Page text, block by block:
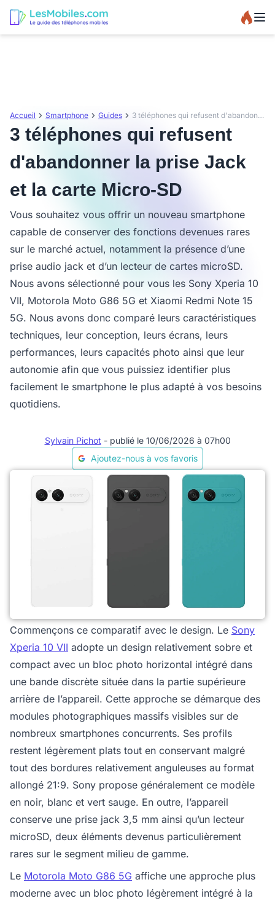
Accueil Smartphone Guides 3 téléphones qui refusent d'abandonner la prise Jack et la carte Micro-SD
3 téléphones qui refusent
d'abandonner la prise Jack
et la carte Micro-SD
Vous souhaitez vous offrir un nouveau smartphone
capable de conserver des fonctions devenues rares
sur le marché actuel, notamment la présence d’une
prise audio jack et d’un lecteur de cartes microSD.
Nous avons sélectionné pour vous les Sony Xperia 10
VII, Motorola Moto G86 5G et Xiaomi Redmi Note 15
5G. Nous avons donc comparé leurs caractéristiques
techniques, leur conception, leurs écrans, leurs
performances, leurs capacités photo ainsi que leur
autonomie afin que vous puissiez identifier plus
facilement le smartphone le plus adapté à vos besoins
quotidiens.
Sylvain Pichot - publié le 10/06/2026 à 07h00
Ajoutez-nous à vos favoris
Commençons ce comparatif avec le design. Le Sony
Xperia 10 VII adopte un design relativement sobre et
compact avec un bloc photo horizontal intégré dans
une bande discrète située dans la partie supérieure
arrière de l’appareil. Cette approche se démarque des
modules photographiques massifs visibles sur de
nombreux smartphones concurrents. Ses profils
restent légèrement plats tout en conservant malgré
tout des bordures relativement anguleuses au format
allongé 21:9. Sony propose généralement ce modèle
en noir, blanc et vert sauge. En outre, l’appareil
conserve une prise jack 3,5 mm ainsi qu’un lecteur
microSD, deux éléments devenus particulièrement
rares sur le segment milieu de gamme.
Le Motorola Moto G86 5G affiche une approche plus
moderne avec un bloc photo légèrement intégré à la